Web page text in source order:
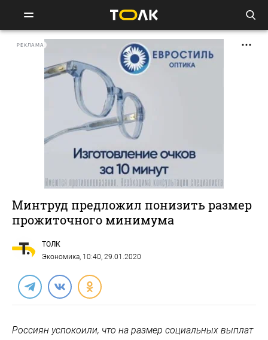
РЕКЛАМА
Минтруд предложил понизить размер
прожиточного минимума
ТОЛК
Экономика, 10:40, 29.01.2020
Россиян успокоили, что на размер социальных выплат